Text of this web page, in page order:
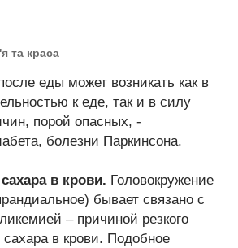
та краса
еды может возникать как в
к еде, так и в силу
порой опасных, -
болезни Паркинсона.
в крови. Головокружение
бывает связано с
– причиной резкого
в крови. Подобное